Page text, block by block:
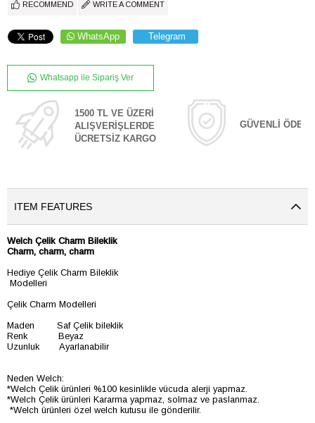
RECOMMEND WRITE A COMMENT
WhatsApp Telegram
Whatsapp ile Sipariş Ver
1500 TL VE ÜZERİ
ALIŞVERİŞLERDE
ÜCRETSİZ KARGO
GÜVENLİ
ITEM FEATURES
Welch Çelik Charm Bileklik
Charm, charm, charm
Hediye Çelik Charm Bileklik
Modelleri
Çelik Charm Modelleri
Maden Saf Çelik bileklik
Renk Beyaz
Uzunluk Ayarlanabilir
Neden Welch:
*Welch Çelik ürünleri %100 kesinlikle vücuda alerji yapmaz.
*Welch Çelik ürünleri Kararma yapmaz, solmaz ve paslanmaz.
*Welch ürünleri özel welch kutusu ile gönderilir.